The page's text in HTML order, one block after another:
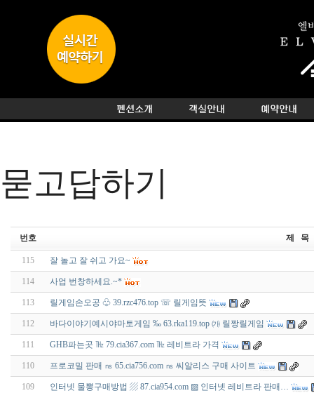
묻고답하기
번호 제 목
115 잘 놀고 잘 쉬고 가요~
114 사업 번창하세요.~*
113 릴게임손오공 ♧ 39.rzc476.top ☏ 릴게임뜻
112 바다이야기예시야마토게임 ‰ 63.rka119.top ㈎ 릴짱릴게임
111 GHB파는곳 ㎔ 79.cia367.com ㎔ 레비트라 가격
110 프로코밀 판매 ㎱ 65.cia756.com ㎱ 씨알리스 구매 사이트
109 인터넷 물뽕구매방법 ▨ 87.cia954.com ▨ 인터넷 레비트라 판매…